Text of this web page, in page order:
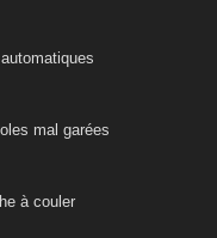
mal garées
à couler